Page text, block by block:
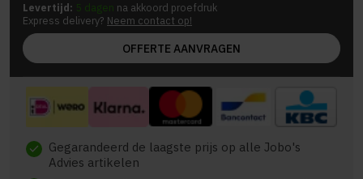
Levertijd: 5 dagen na akkoord proefdruk
Express delivery? Neem contact op!
OFFERTE AANVRAGEN
check Gegarandeerd de laagste prijs op alle Jobo's
Advies artikelen